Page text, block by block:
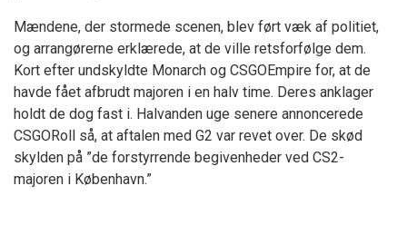
Mændene, der stormede scenen, blev ført væk af politiet,
og arrangørerne erklærede, at de ville retsforfølge dem.
Kort efter undskyldte Monarch og CSGOEmpire for, at de
havde fået afbrudt majoren i en halv time. Deres anklager
holdt de dog fast i. Halvanden uge senere annoncerede
CSGORoll så, at aftalen med G2 var revet over. De skød
skylden på ”de forstyrrende begivenheder ved CS2-
majoren i København.”